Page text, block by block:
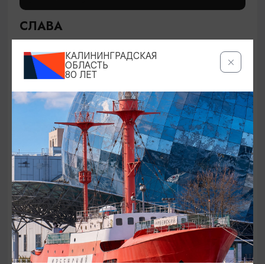
СЛАВА
28.08.2026 19:00
Светлогорск, Театр эстрады «Янтарь-холл»
ОТ 200₽
СПЕКТАКЛИ
КАЛИНИНГРАДСКАЯ
ОБЛАСТЬ
80 ЛЕТ